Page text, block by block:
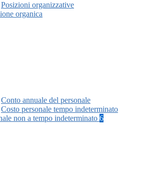
Posizioni organizzative
organica
Conto annuale del personale
Costo personale tempo indeterminato
non a tempo indeterminato 6